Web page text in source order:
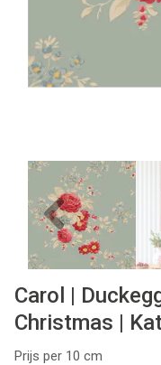
Contact
Previous
Carol |
Christmas |
Prijs per 10 cm